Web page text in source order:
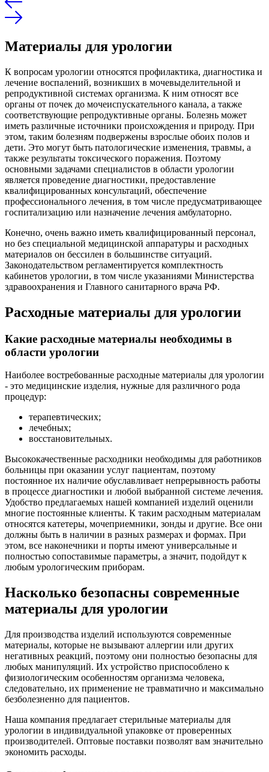
Материалы для урологии
К вопросам урологии относятся профилактика, диагностика и
лечение воспалений, возникших в мочевыделительной и
репродуктивной системах организма. К ним относят все
органы от почек до мочеиспускательного канала, а также
соответствующие репродуктивные органы. Болезнь может
иметь различные источники происхождения и природу. При
этом, таким болезням подвержены взрослые обоих полов и
дети. Это могут быть патологические изменения, травмы, а
также результаты токсического поражения. Поэтому
основными задачами специалистов в области урологии
является проведение диагностики, предоставление
квалифицированных консультаций, обеспечение
профессионального лечения, в том числе предусматривающее
госпитализацию или назначение лечения амбулаторно.
Конечно, очень важно иметь квалифицированный персонал,
но без специальной медицинской аппаратуры и расходных
материалов он бессилен в большинстве ситуаций.
Законодательством регламентируется комплектность
кабинетов урологии, в том числе указаниями Министерства
здравоохранения и Главного санитарного врача РФ.
Расходные материалы для урологии
Какие расходные материалы необходимы в
области урологии
Наиболее востребованные расходные материалы для урологии
- это медицинские изделия, нужные для различного рода
процедур:
терапевтических;
лечебных;
восстановительных.
Высококачественные расходники необходимы для работников
больницы при оказании услуг пациентам, поэтому
постоянное их наличие обуславливает непрерывность работы
в процессе диагностики и любой выбранной системе лечения.
Удобство предлагаемых нашей компанией изделий оценили
многие постоянные клиенты. К таким расходным материалам
относятся катетеры, мочеприемники, зонды и другие. Все они
должны быть в наличии в разных размерах и формах. При
этом, все наконечники и порты имеют универсальные и
полностью сопоставимые параметры, а значит, подойдут к
любым урологическим приборам.
Насколько безопасны современные
материалы для урологии
Для производства изделий используются современные
материалы, которые не вызывают аллергии или других
негативных реакций, поэтому они полностью безопасны для
любых манипуляций. Их устройство приспособлено к
физиологическим особенностям организма человека,
следовательно, их применение не травматично и максимально
безболезненно для пациентов.
Наша компания предлагает стерильные материалы для
урологии в индивидуальной упаковке от проверенных
производителей. Оптовые поставки позволят вам значительно
экономить расходы.